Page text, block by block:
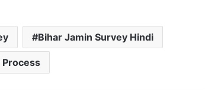
Bihar Jamin Survey Hindi
Process